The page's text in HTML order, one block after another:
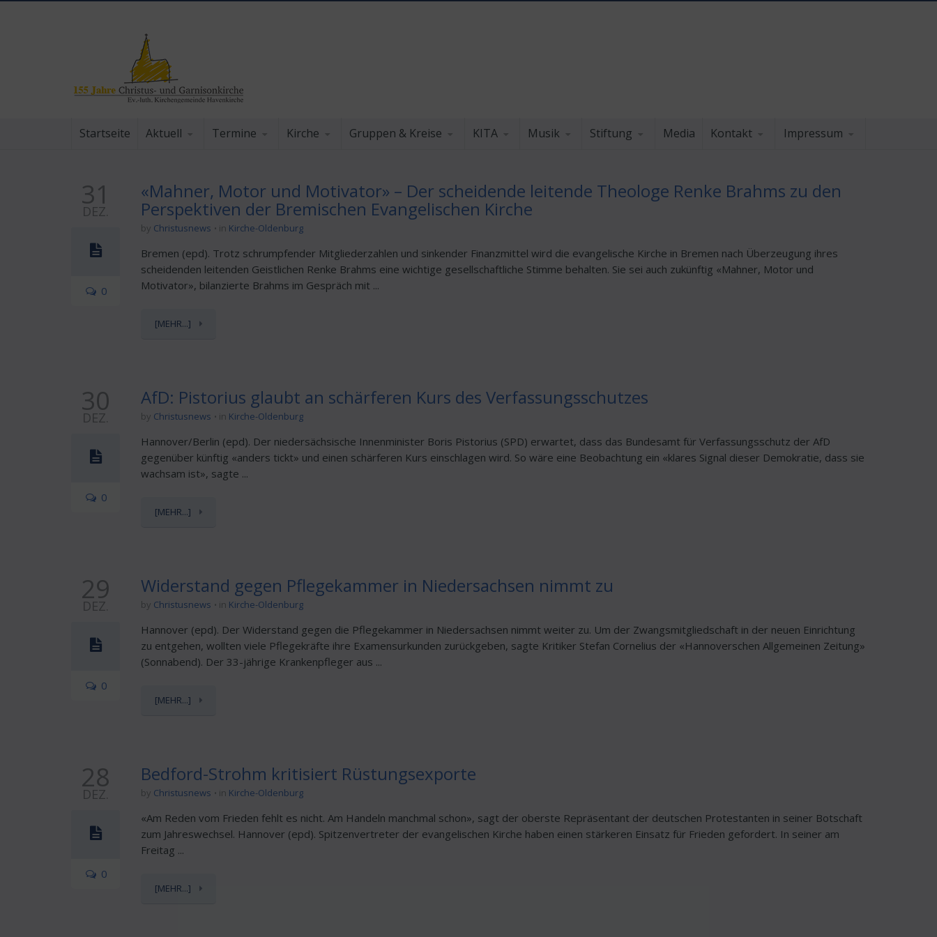
Startseite Aktuell Termine Kirche Gruppen & Kreise KITA Musik Stiftung Media Kontakt Impressum
31
DEZ.
0
«Mahner, Motor und Motivator» – Der scheidende leitende Theologe Renke Brahms zu den
Perspektiven der Bremischen Evangelischen Kirche
by Christusnews in Kirche-Oldenburg
Bremen (epd). Trotz schrumpfender Mitgliederzahlen und sinkender Finanzmittel wird die evangelische Kirche in Bremen nach Überzeugung ihres
scheidenden leitenden Geistlichen Renke Brahms eine wichtige gesellschaftliche Stimme behalten. Sie sei auch zukünftig «Mahner, Motor und
Motivator», bilanzierte Brahms im Gespräch mit ...
[MEHR...]
30
DEZ.
0
AfD: Pistorius glaubt an schärferen Kurs des Verfassungsschutzes
by Christusnews in Kirche-Oldenburg
Hannover/Berlin (epd). Der niedersächsische Innenminister Boris Pistorius (SPD) erwartet, dass das Bundesamt für Verfassungsschutz der AfD
gegenüber künftig «anders tickt» und einen schärferen Kurs einschlagen wird. So wäre eine Beobachtung ein «klares Signal dieser Demokratie, dass sie
wachsam ist», sagte ...
[MEHR...]
29
DEZ.
0
Widerstand gegen Pflegekammer in Niedersachsen nimmt zu
by Christusnews in Kirche-Oldenburg
Hannover (epd). Der Widerstand gegen die Pflegekammer in Niedersachsen nimmt weiter zu. Um der Zwangsmitgliedschaft in der neuen Einrichtung
zu entgehen, wollten viele Pflegekräfte ihre Examensurkunden zurückgeben, sagte Kritiker Stefan Cornelius der «Hannoverschen Allgemeinen Zeitung»
(Sonnabend). Der 33-jährige Krankenpfleger aus ...
[MEHR...]
28
DEZ.
0
Bedford-Strohm kritisiert Rüstungsexporte
by Christusnews in Kirche-Oldenburg
«Am Reden vom Frieden fehlt es nicht. Am Handeln manchmal schon», sagt der oberste Repräsentant der deutschen Protestanten in seiner Botschaft
zum Jahreswechsel. Hannover (epd). Spitzenvertreter der evangelischen Kirche haben einen stärkeren Einsatz für Frieden gefordert. In seiner am
Freitag ...
[MEHR...]